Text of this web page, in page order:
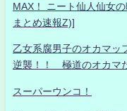
MAX！ ニート仙人仙女
まとめ速報Z)]
乙女系腐男子のオカマ
逆襲！！ 極道のオカマ
スーパーウンコ！